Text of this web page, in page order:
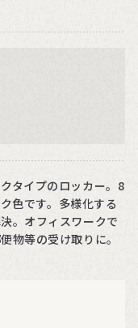
タイプのロッカー。8
色です。多様化する
。オフィスワークで
物等の受け取りに。